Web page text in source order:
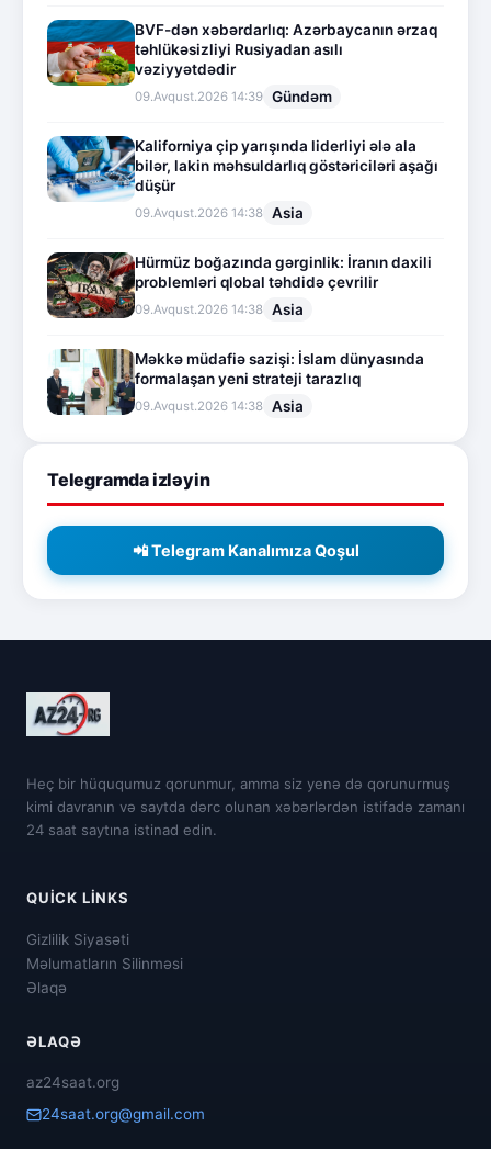
BVF-dən xəbərdarlıq: Azərbaycanın ərzaq
təhlükəsizliyi Rusiyadan asılı
vəziyyətdədir
09.Avqust.2026 14:39 Gündəm
Kaliforniya çip yarışında liderliyi ələ ala
bilər, lakin məhsuldarlıq göstəriciləri aşağı
düşür
09.Avqust.2026 14:38 Asia
Hürmüz boğazında gərginlik: İranın daxili
problemləri qlobal təhdidə çevrilir
09.Avqust.2026 14:38 Asia
Məkkə müdafiə sazişi: İslam dünyasında
formalaşan yeni strateji tarazlıq
09.Avqust.2026 14:38 Asia
Telegramda izləyin
📲 Telegram Kanalımıza Qoşul
Heç bir hüququmuz qorunmur, amma siz yenə də qorunurmuş
kimi davranın və saytda dərc olunan xəbərlərdən istifadə zamanı
24 saat saytına istinad edin.
QUICK LINKS
Gizlilik Siyasəti
Məlumatların Silinməsi
Əlaqə
ƏLAQƏ
az24saat.org
24saat.org@gmail.com